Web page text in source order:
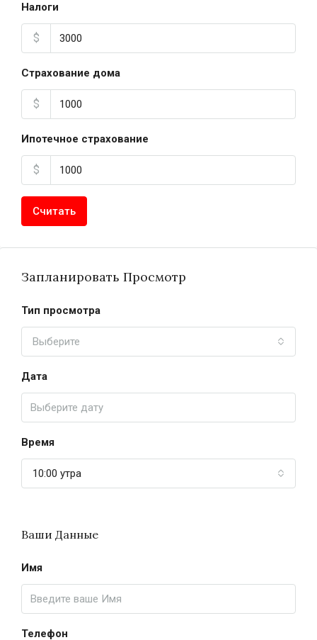
Налоги
$
Страхование дома
$
Ипотечное страхование
$
Считать
Запланировать Просмотр
Тип просмотра
Выберите
Дата
Время
10:00 утра
Ваши Данные
Имя
Телефон